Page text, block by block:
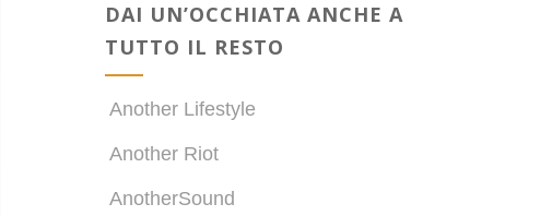
DAI UN’OCCHIATA ANCHE A
TUTTO IL RESTO
Another Lifestyle
Another Riot
AnotherSound